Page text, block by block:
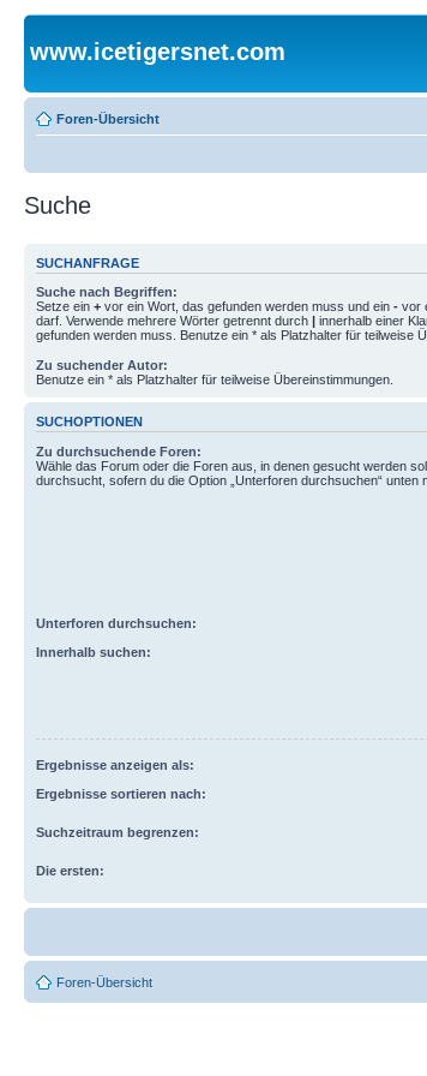
www.icetigersnet.com
Foren-Übersicht
Suche
SUCHANFRAGE
Suche nach Begriffen:
Setze ein + vor ein Wort, das gefunden werden muss und ein - vor
darf. Verwende mehrere Wörter getrennt durch | innerhalb einer
gefunden werden muss. Benutze ein * als Platzhalter für teilweise
Zu suchender Autor:
Benutze ein * als Platzhalter für teilweise Übereinstimmungen.
SUCHOPTIONEN
Zu durchsuchende Foren:
Wähle das Forum oder die Foren aus, in denen gesucht werden
durchsucht, sofern du die Option „Unterforen durchsuchen“ unten
Unterforen durchsuchen:
Innerhalb suchen:
Ergebnisse anzeigen als:
Ergebnisse sortieren nach:
Suchzeitraum begrenzen:
Die ersten:
Foren-Übersicht